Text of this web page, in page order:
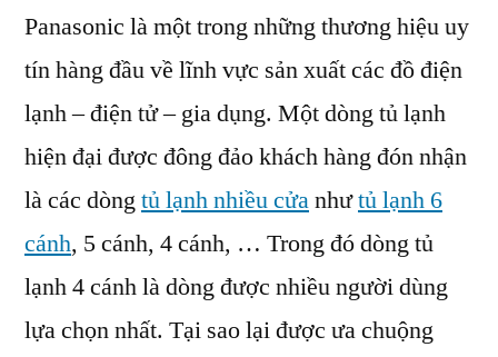
Tủ
4
Cánh
Panasonic
1)
Panasonic là một trong những thương hiệu uy
tín hàng đầu về lĩnh vực sản xuất các đồ điện
lạnh – điện tử – gia dụng. Một dòng tủ lạnh
hiện đại được đông đảo khách hàng đón nhận
là các dòngtủ lạnh nhiều cửanhưtủ lạnh 6
cánh, 5 cánh, 4 cánh, … Trong đó dòng tủ
lạnh 4 cánh là dòng được nhiều người dùng
lựa chọn nhất. Tại sao lại được ưa chuộng